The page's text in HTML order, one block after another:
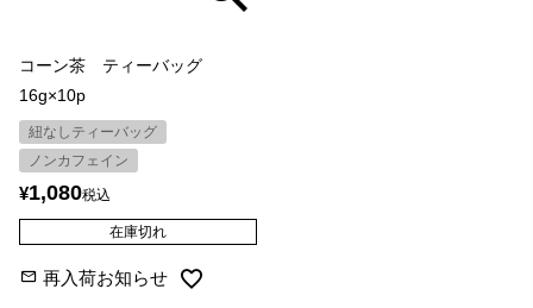
コーン茶 ティーバッグ
16g×10p
紐なしティーバッグ
ノンカフェイン
¥1,080税込
在庫切れ
再入荷お知らせ